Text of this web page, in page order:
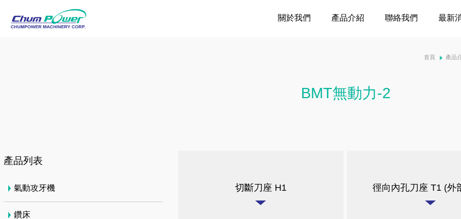
關於我們 產品介紹 聯絡我們 最新
首頁 產品
BMT無動力-2
切斷刀座 H1 徑向內孔刀座 T1 (外
產品列表
氣動攻牙機
鑽床